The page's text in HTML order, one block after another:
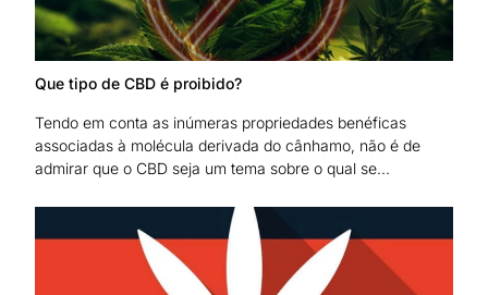
Que tipo de CBD é proibido?
Tendo em conta as inúmeras propriedades benéficas
associadas à molécula derivada do cânhamo, não é de
admirar que o CBD seja um tema sobre o qual se...